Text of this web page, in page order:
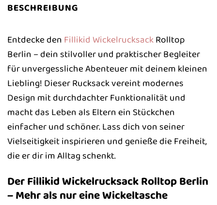
BESCHREIBUNG
Entdecke den Fillikid WickelrucksackRolltop
Berlin – dein stilvoller und praktischer Begleiter
für unvergessliche Abenteuer mit deinem kleinen
Liebling! Dieser Rucksack vereint modernes
Design mit durchdachter Funktionalität und
macht das Leben als Eltern ein Stückchen
einfacher und schöner. Lass dich von seiner
Vielseitigkeit inspirieren und genieße die Freiheit,
die er dir im Alltag schenkt.
Der Fillikid Wickelrucksack Rolltop Berlin
– Mehr als nur eine Wickeltasche